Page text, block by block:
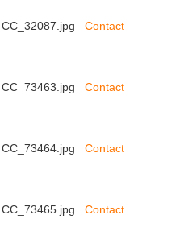
CC_32087.jpg Contact
CC_73463.jpg Contact
CC_73464.jpg Contact
CC_73465.jpg Contact